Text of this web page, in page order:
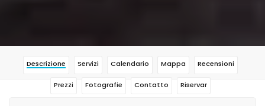
Descrizione Servizi Calendario Mappa Recensioni
Prezzi Fotografie Contatto Riservar